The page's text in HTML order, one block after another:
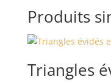
Produits
Triangles